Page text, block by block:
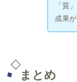
「質
成果
まとめ